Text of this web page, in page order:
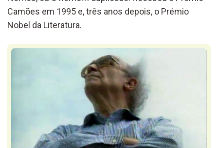
Camões em 1995 e, três anos depois, o Prémio
Nobel da Literatura.